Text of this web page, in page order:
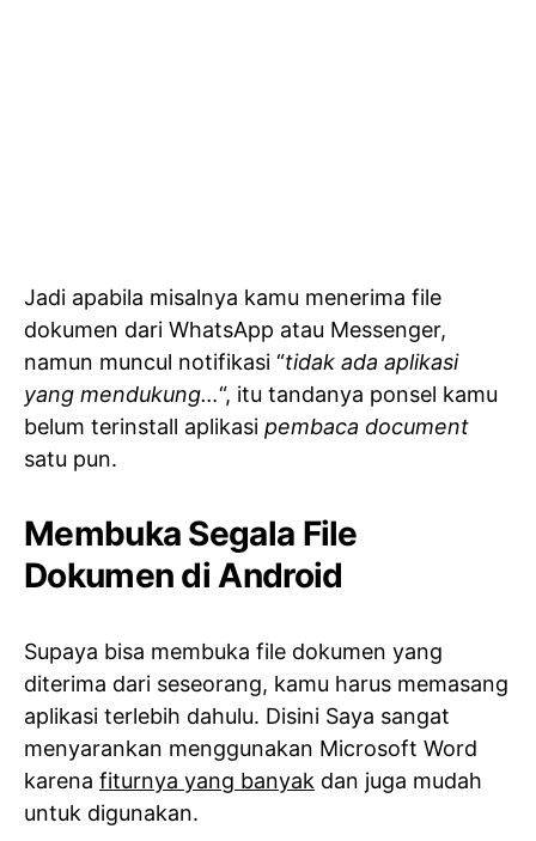
Jadi apabila misalnya kamu menerima file
dokumen dari WhatsApp atau Messenger,
namun muncul notifikasi “tidak ada aplikasi
yang mendukung…“, itu tandanya ponsel kamu
belum terinstall aplikasi pembaca document
satu pun.
Membuka Segala File
Dokumen di Android
Supaya bisa membuka file dokumen yang
diterima dari seseorang, kamu harus memasang
aplikasi terlebih dahulu. Disini Saya sangat
menyarankan menggunakan Microsoft Word
karena fiturnya yang banyak dan juga mudah
untuk digunakan.